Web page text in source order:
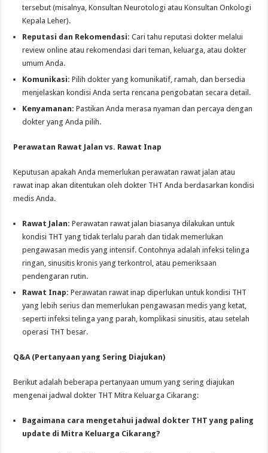
tersebut (misalnya, Konsultan Neurotologi atau Konsultan Onkologi
Kepala Leher).
Reputasi dan Rekomendasi: Cari tahu reputasi dokter melalui
review online atau rekomendasi dari teman, keluarga, atau dokter
umum Anda.
Komunikasi: Pilih dokter yang komunikatif, ramah, dan bersedia
menjelaskan kondisi Anda serta rencana pengobatan secara detail.
Kenyamanan: Pastikan Anda merasa nyaman dan percaya dengan
dokter yang Anda pilih.
Perawatan Rawat Jalan vs. Rawat Inap
Keputusan apakah Anda memerlukan perawatan rawat jalan atau
rawat inap akan ditentukan oleh dokter THT Anda berdasarkan kondisi
medis Anda.
Rawat Jalan: Perawatan rawat jalan biasanya dilakukan untuk
kondisi THT yang tidak terlalu parah dan tidak memerlukan
pengawasan medis yang intensif. Contohnya adalah infeksi telinga
ringan, sinusitis kronis yang terkontrol, atau pemeriksaan
pendengaran rutin.
Rawat Inap: Perawatan rawat inap diperlukan untuk kondisi THT
yang lebih serius dan memerlukan pengawasan medis yang ketat,
seperti infeksi telinga yang parah, komplikasi sinusitis, atau setelah
operasi THT besar.
Q&A (Pertanyaan yang Sering Diajukan)
Berikut adalah beberapa pertanyaan umum yang sering diajukan
mengenai jadwal dokter THT Mitra Keluarga Cikarang:
Bagaimana cara mengetahui jadwal dokter THT yang paling
update di Mitra Keluarga Cikarang?